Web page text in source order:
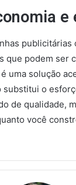
publicitárias
que podem ser
uma solução
substitui o
de qualidade,
você